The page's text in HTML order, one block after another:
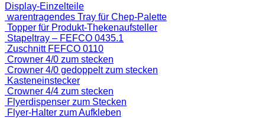
Display-Einzelteile
warentragendes Tray für Chep-Palette
Topper für Produkt-Thekenaufsteller
Stapeltray – FEFCO 0435.1
Zuschnitt FEFCO 0110
Crowner 4/0 zum stecken
Crowner 4/0 gedoppelt zum stecken
Kasteneinstecker
Crowner 4/4 zum stecken
Flyerdispenser zum Stecken
Flyer-Halter zum Aufkleben